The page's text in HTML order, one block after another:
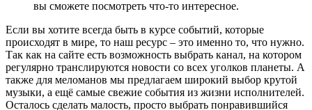
вы сможете посмотреть что-то интересное.
Если вы хотите всегда быть в курсе событий, которые
происходят в мире, то наш ресурс – это именно то, что нужно.
Так как на сайте есть возможность выбрать канал, на котором
регулярно транслируются новости со всех уголков планеты. А
также для меломанов мы предлагаем широкий выбор крутой
музыки, а ещё самые свежие события из жизни исполнителей.
Осталось сделать малость, просто выбрать понравившийся